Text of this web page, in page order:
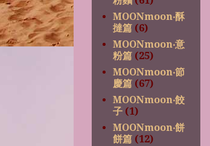
MOONmoon‧酥
撻篇 (6)
MOONmoon‧意
粉篇 (25)
MOONmoon‧節
慶篇 (67)
MOONmoon‧餃
子 (1)
MOONmoon‧餅
餅篇 (12)